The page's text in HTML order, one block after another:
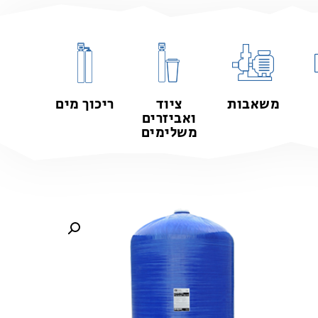
משאבות ציוד
ואביזרים
משלימים
ריכוך מים